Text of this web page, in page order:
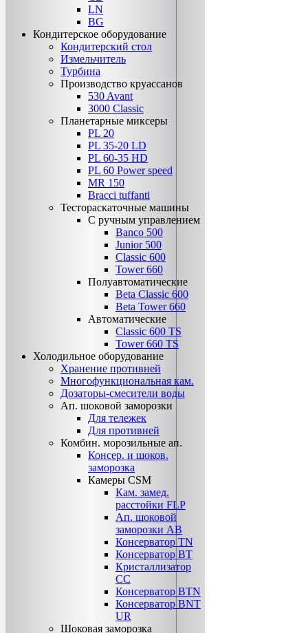
LN
BG
Кондитерское оборудование
Кондитерский стол
Измельчитель
Турбина
Производство круассанов
530 Avant
3000 Classic
Планетарные миксеры
PL 20
PL 35-20 LD
PL 60-35 НD
PL 60 Power speed
MR 150
Bracci tuffanti
Тестораскаточные машины
С ручным управлением
Banco 500
Junior 500
Classic 600
Tower 660
Полуавтоматические
Beta Classic 600
Beta Tower 660
Автоматические
Classic 600 TS
Tower 660 TS
Холодильное оборудование
Хранение противней
Многофункциональная кам.
Дозаторы-смесители воды
Ап. шоковой заморозки
Для тележек
Для противней
Комбин. морозильные ап.
Консер. и шоков.
заморозка
Камеры CSM
Кам. замед.
расстойки FLP
Ап. шоковой
заморозки АВ
Консерватор TN
Консерватор ВТ
Кристаллизатор
СС
Консерватор ВТN
Консерватор ВNТ
UR
Шоковая заморозка